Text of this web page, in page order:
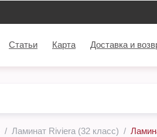
Статьи Карта Доставка и
Ламинат Riviera (32 класс)